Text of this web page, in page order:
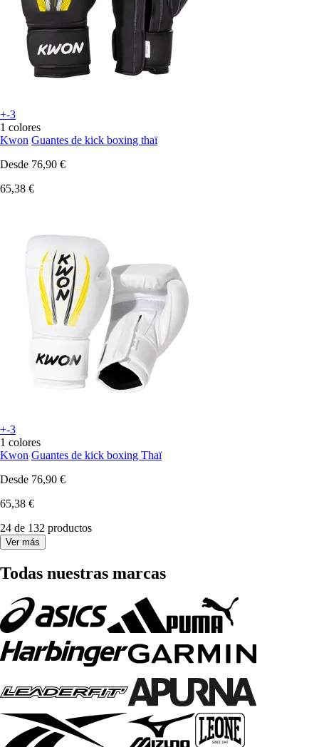
+-3
1 colores
Kwon Guantes de kick boxing thaï
Desde 76,90 €
65,38 €
+-3
1 colores
Kwon Guantes de kick boxing Thaï
Desde 76,90 €
65,38 €
24 de 132 productos
Ver más
Todas nuestras marcas